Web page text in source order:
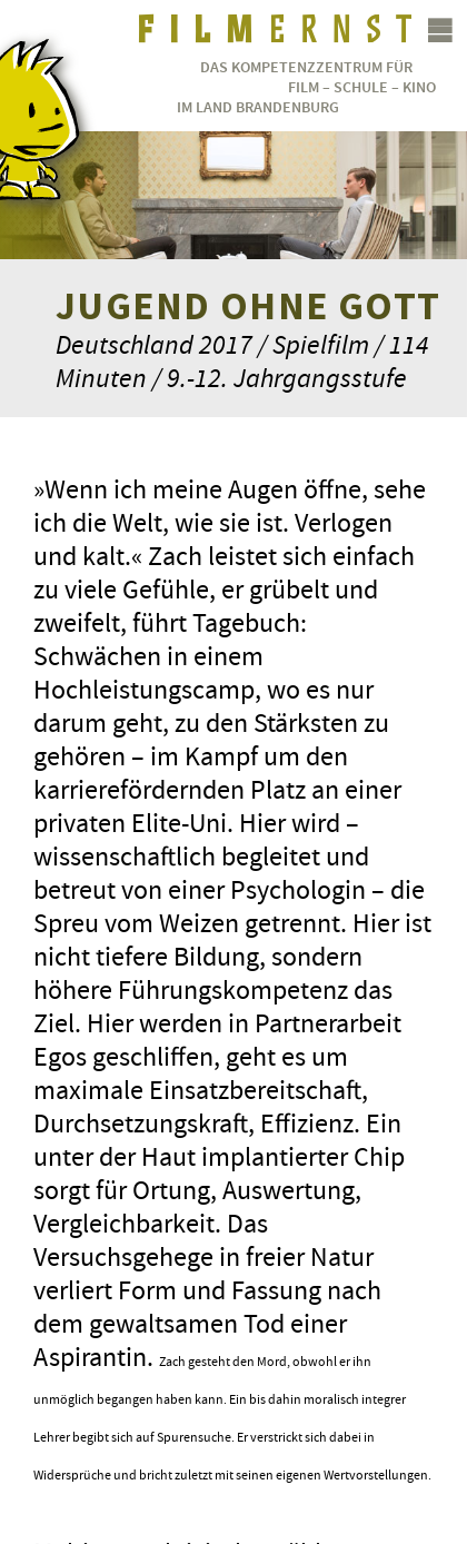
DAS KOMPETENZZENTRUM FÜR
FILM – SCHULE – KINO
IM LAND BRANDENBURG
JUGEND OHNE GOTT
Deutschland 2017 / Spielfilm / 114
Minuten / 9.-12. Jahrgangsstufe
»Wenn ich meine Augen öffne, sehe
ich die Welt, wie sie ist. Verlogen
und kalt.« Zach leistet sich einfach
zu viele Gefühle, er grübelt und
zweifelt, führt Tagebuch:
Schwächen in einem
Hochleistungscamp, wo es nur
darum geht, zu den Stärksten zu
gehören – im Kampf um den
karrierefördernden Platz an einer
privaten Elite-Uni. Hier wird –
wissenschaftlich begleitet und
betreut von einer Psychologin – die
Spreu vom Weizen getrennt. Hier ist
nicht tiefere Bildung, sondern
höhere Führungskompetenz das
Ziel. Hier werden in Partnerarbeit
Egos geschliffen, geht es um
maximale Einsatzbereitschaft,
Durchsetzungskraft, Effizienz. Ein
unter der Haut implantierter Chip
sorgt für Ortung, Auswertung,
Vergleichbarkeit. Das
Versuchsgehege in freier Natur
verliert Form und Fassung nach
dem gewaltsamen Tod einer
Aspirantin. Zach gesteht den Mord, obwohl er ihn
unmöglich begangen haben kann. Ein bis dahin moralisch integrer
Lehrer begibt sich auf Spurensuche. Er verstrickt sich dabei in
Widersprüche und bricht zuletzt mit seinen eigenen Wertvorstellungen.